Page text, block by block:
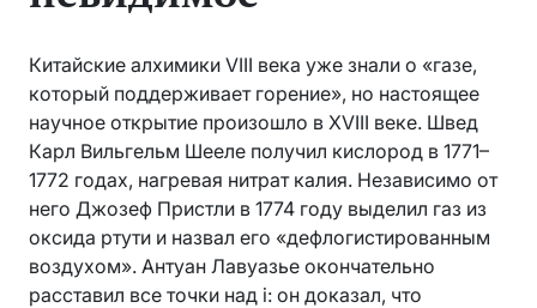
Китайские алхимики VIII века уже знали о «газе,
который поддерживает горение», но настоящее
научное открытие произошло в XVIII веке. Швед
Карл Вильгельм Шееле получил кислород в 1771–
1772 годах, нагревая нитрат калия. Независимо от
него Джозеф Пристли в 1774 году выделил газ из
оксида ртути и назвал его «дефлогистированным
воздухом». Антуан Лавуазье окончательно
расставил все точки над i: он доказал, что